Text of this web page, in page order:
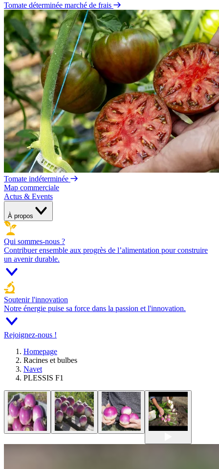
Tomate déterminée marché de frais
Tomate indéterminée
Map commerciale
Actus & Events
À propos
Qui sommes-nous ?
Contribuer ensemble aux progrès de l’alimentation pour construire
un avenir durable.
Soutenir l'innovation
Notre énergie puise sa force dans la passion et l'innovation.
Rejoignez-nous !
Homepage
Racines et bulbes
Navet
PLESSIS F1